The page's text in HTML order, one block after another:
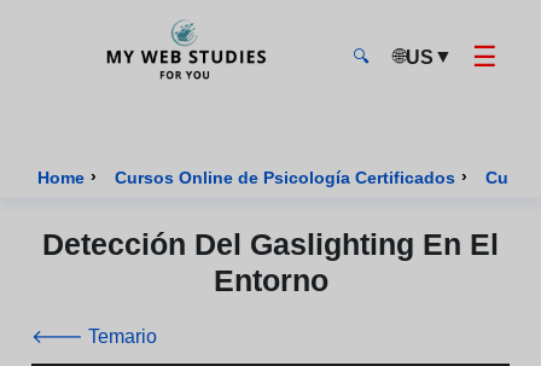
🔍 🌐US ▼ ☰
Home › Cursos Online de Psicología Certificados › Curso
Detección Del Gaslighting En El
Entorno
🡐 Temario